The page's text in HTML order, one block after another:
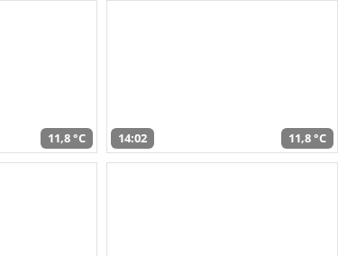
11,8 °C 14:02 11,8 °C